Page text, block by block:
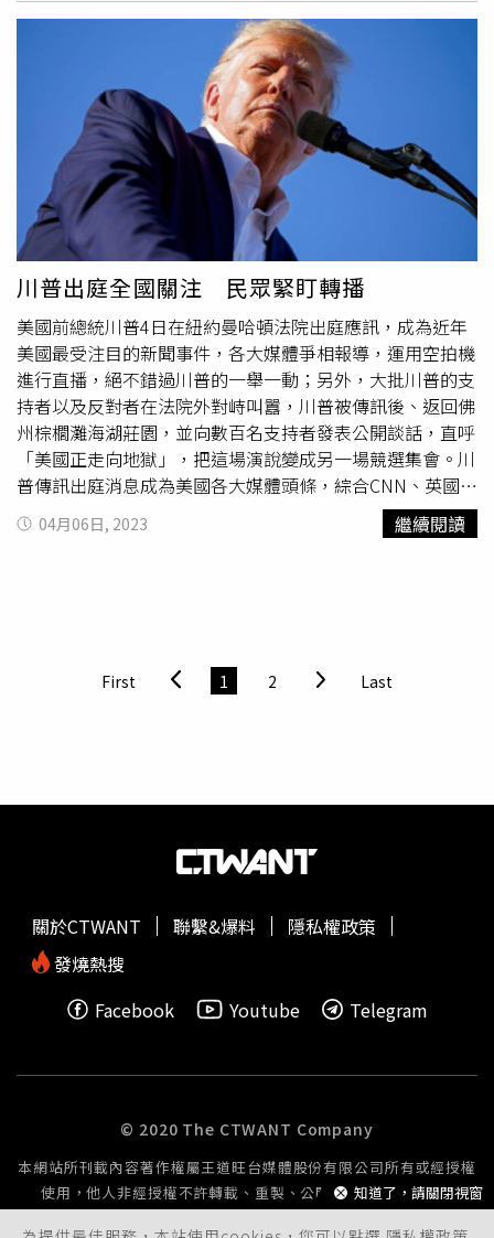
到了記者、政客和名人們的關注和追捧，從民主黨眾議員寇
蒂茲（Alexandria Ocasio-Cortez）、美國模特兒泰根
（Chrissy Teigen）到1995年在南加州成立的樂隊六夜合唱
團（Eve 6），都無不使用過這款新的APP。報導指出，
Bluesky自稱是「一個新的微網誌（microblog）社交平
台」。使用該應用程式時，用戶就像在Twitter上一樣可以發
布貼文，但它目前沒有主題標籤的功能，用戶之間也無法進
行私聊（Private message）。據悉這款APP的誕生，就是
因為Twitter在
國會山莊暴動 後封鎖了前美國總統川普的個人
Twitter帳號，雖然在此之前，多爾西其實早在2019年就構
想出大概的架構，目的是要打造開源、分散式新架構的社交
媒體，但這起事件成為Twitter開展Bluesky計畫的主因之
一。多爾西曾在去年的一條推文中表示，Twitter最大的問題
及最大的遺憾便是它變成了一家公司。他隨後強調，如果社
群平台服務是一種協議，那麼它「不該由國家或公司所掌
控。」因此為了吸引出走的Twitter用戶，Bluesky的使用界
面和Twitter非常相似。不同的是，它預設使用者看到的動態
按照推文發布時間來排序，並且也允許使用者切換成「熱
門」選項，也就是演算法排序。Bluesky表示，透過「AT協
議」可以讓用戶擁有自己的線上身份，並自行選擇帳戶的供
川普出庭全國關注 民眾緊盯轉播
美國前總統川普4日在紐約曼哈頓法院出庭應訊，成為近年
美國最受注目的新聞事件，各大媒體爭相報導，運用空拍機
進行直播，絕不錯過川普的一舉一動；另外，大批川普的支
持者以及反對者在法院外對峙叫囂，川普被傳訊後、返回佛
州棕櫚灘海湖莊園，並向數百名支持者發表公開談話，直呼
「美國正走向地獄」，把這場演說變成另一場競選集會。川
普傳訊出庭消息成為美國各大媒體頭條，綜合CNN、英國
《衛報》、路透社及多家美國媒體報導，數千位川粉和反對
川普的人昨日聚集在法院外示威，雙方手舉標語，搖旗吶
「把他關起來！」等標語牌，這是川普陣營在2016年總統
選舉時向對手、前國務卿希拉蕊（Hillary Clinton） 喊出的
報導，美國媒體指出，近年來面對網路媒體競爭的有線電
也目不轉睛盯著轉播，美媒直播川普出庭時，民眾被守在法
庭外的高挑金髮女警迷住，不少網友發文詢問「金髮辣女警
開曼哈頓法院後，馬不停蹄飛回海湖莊園發表演說。除了在
演說中列舉一系列不滿、攻擊涉及針對他的調查和刑事案件
說中吐槽「遇到了恨川普的法官」。他表示，從未想過這樣
僅25分鐘。對於川普這場「陳腔濫調」的演說，美國多家媒
體選擇中斷直播，甚至完全不播報。像是美國有線新聞台
MSNBC在川普預定發表演說前一天，就決定不進行現場連
線報導。該台主播馬多（Rachel Maddow）表示，這場演
說「基本上將是一場競選演說，重複相同的謊言和對敵手的
04月06日, 2023 繼續閱讀
First 1 2 Last
知道了，請關閉視窗
關於CTWANT 聯繫&爆料
隱私權政策
發燒熱搜
Facebook
Youtube Telegram
© 2020 The CTWANT Company
本網站所刊載內容著作權屬王道旺台媒體股份有限公司所有或經授權
使用，他人非經授權不許轉載、重製、公開播送或公開傳輸。